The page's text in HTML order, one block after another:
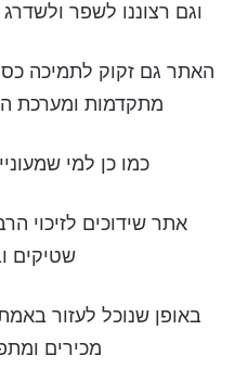
וגם רצוננו לשפר
האתר גם זקוק לתמיכה
מתקדמות ומערכת
כמו כן למי
אתר שידוכים לזיכוי
שטיקים
באופן שנוכל לעזור
מכירים